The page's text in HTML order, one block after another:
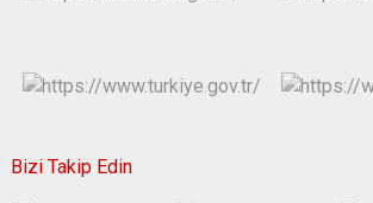
Bizi Takip Edin